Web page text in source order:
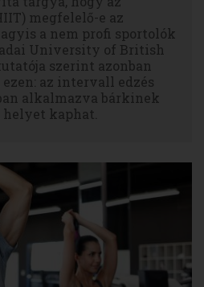
megfelelő-e az
a nem profi sportolók
University of British
szerint azonban
az intervall edzés
alkalmazva bárkinek
helyet kaphat.